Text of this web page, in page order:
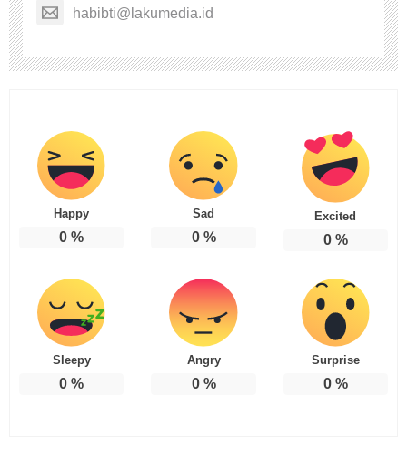
habibti@lakumedia.id
Happy
0 %
Sad
0%
Excited
0%
Sleepy
0 %
Angry
0%
Surprise
0%